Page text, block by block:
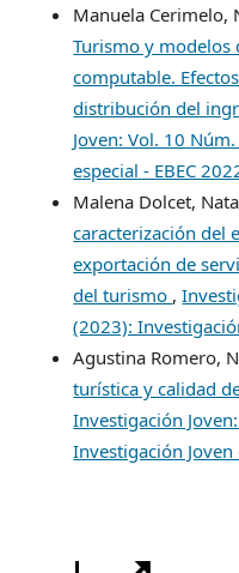
Manuela Cerimelo,
Turismo y modelos
computable.
distribución del
Joven: Vol. 10
especial - EBEC
Malena Dolcet,
caracterización del
exportación de
del turismo ,
(2023):
Agustina Romero,
turística y calidad
Investigación
Investigación Joven